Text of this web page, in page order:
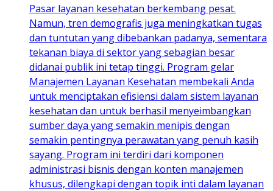
Pasar layanan kesehatan berkembang pesat.
Namun, tren demografis juga meningkatkan tugas
dan tuntutan yang dibebankan padanya, sementara
tekanan biaya di sektor yang sebagian besar
didanai publik ini tetap tinggi. Program gelar
Manajemen Layanan Kesehatan membekali Anda
untuk menciptakan efisiensi dalam sistem layanan
kesehatan dan untuk berhasil menyeimbangkan
sumber daya yang semakin menipis dengan
semakin pentingnya perawatan yang penuh kasih
sayang. Program ini terdiri dari komponen
administrasi bisnis dengan konten manajemen
khusus, dilengkapi dengan topik inti dalam layanan